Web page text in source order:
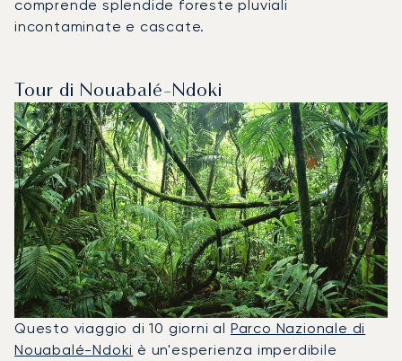
comprende splendide foreste pluviali
incontaminate e cascate.
Tour di Nouabalé-Ndoki
Questo viaggio di 10 giorni al Parco Nazionale di
Nouabalé-Ndoki è un'esperienza imperdibile